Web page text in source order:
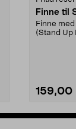
Finne til
Finne
(Stand Up
159,00